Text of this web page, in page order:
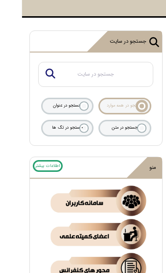
جستجو در سایت
جستجو در همه موارد جستجو در عنوان
جستجو در متن جستجو در تگ ها
منو اطلاعات بیشتر